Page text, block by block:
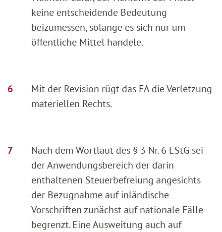
keine entscheidende Bedeutung
beizumessen, solange es sich nur um
öffentliche Mittel handele.
Mit der Revision rügt das FA die Verletzung
materiellen Rechts.
Nach dem Wortlaut des § 3 Nr. 6 EStG sei
der Anwendungsbereich der darin
enthaltenen Steuerbefreiung angesichts
der Bezugnahme auf inländische
Vorschriften zunächst auf nationale Fälle
begrenzt. Eine Ausweitung auch auf